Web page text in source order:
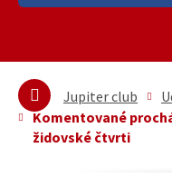
Jupiter club
Komentované
židovské čtvrti